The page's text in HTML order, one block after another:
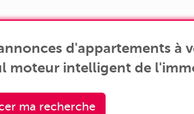
d'appartements à
moteur intelligent de
ma recherche